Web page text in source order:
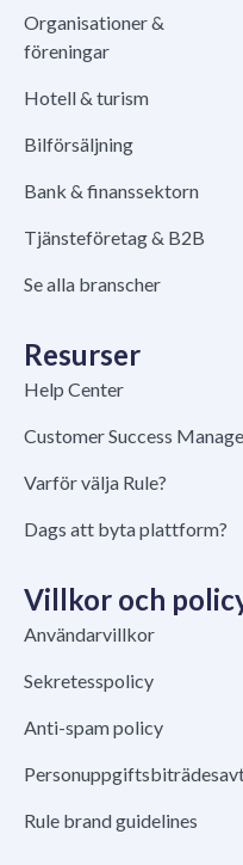
Organisationer &
föreningar
Hotell & turism
Bilförsäljning
Bank & finanssektorn
Tjänsteföretag & B2B
Se alla branscher
Resurser
Help Center
Customer Success
Varför välja Rule?
Dags att byta plattform?
Villkor och
Användarvillkor
Sekretesspolicy
Anti-spam policy
Rule brand guidelines